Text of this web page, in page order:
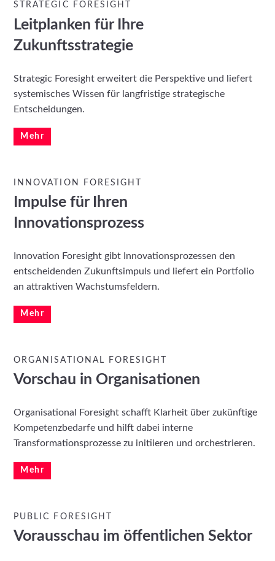
STRATEGIC FORESIGHT
Leitplanken für Ihre
Zukunftsstrategie
Strategic Foresight erweitert die Perspektive und liefert
systemisches Wissen für langfristige strategische
Entscheidungen.
Mehr
INNOVATION FORESIGHT
Impulse für Ihren
Innovationsprozess
Innovation Foresight gibt Innovationsprozessen den
entscheidenden Zukunftsimpuls und liefert ein Portfolio
an attraktiven Wachstumsfeldern.
Mehr
ORGANISATIONAL FORESIGHT
Vorschau in Organisationen
Organisational Foresight schafft Klarheit über zukünftige
Kompetenz­bedarfe und hilft dabei interne
Transformations­prozesse zu initiieren und orchestrieren.
Mehr
PUBLIC FORESIGHT
Vorausschau im öffentlichen Sektor